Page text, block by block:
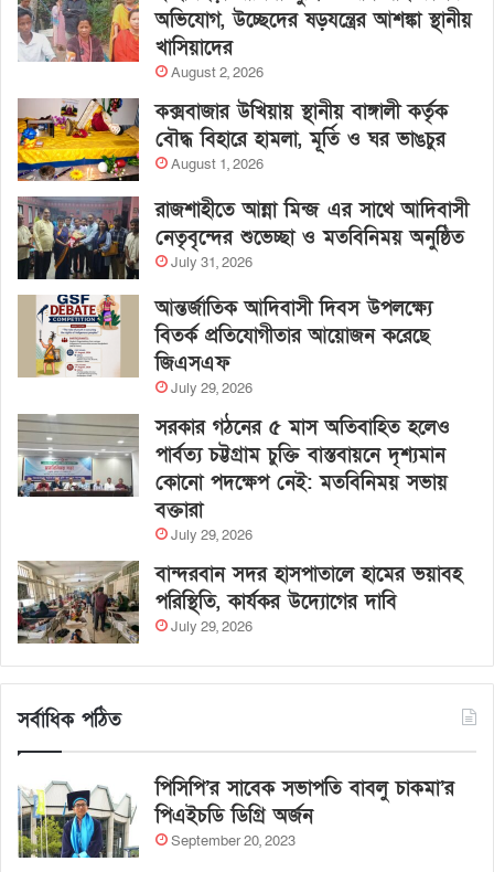
অভিযোগ, উচ্ছেদের ষড়যন্ত্রের আশঙ্কা স্থানীয়
খাসিয়াদের
August 2, 2026
কক্সবাজার উখিয়ায় স্থানীয় বাঙ্গালী কর্তৃক
বৌদ্ধ বিহারে হামলা, মূর্তি ও ঘর ভাঙচুর
August 1, 2026
রাজশাহীতে আন্না মিন্জ এর সাথে আদিবাসী
নেতৃবৃন্দের শুভেচ্ছা ও মতবিনিময় অনুষ্ঠিত
July 31, 2026
আন্তর্জাতিক আদিবাসী দিবস উপলক্ষ্যে
বিতর্ক প্রতিযোগীতার আয়োজন করেছে
জিএসএফ
July 29, 2026
সরকার গঠনের ৫ মাস অতিবাহিত হলেও
পার্বত্য চট্টগ্রাম চুক্তি বাস্তবায়নে দৃশ্যমান
কোনো পদক্ষেপ নেই: মতবিনিময় সভায়
বক্তারা
July 29, 2026
বান্দরবান সদর হাসপাতালে হামের ভয়াবহ
পরিস্থিতি, কার্যকর উদ্যোগের দাবি
July 29, 2026
সর্বাধিক পঠিত
পিসিপি’র সাবেক সভাপতি বাবলু চাকমা’র
পিএইচডি ডিগ্রি অর্জন
September 20, 2023